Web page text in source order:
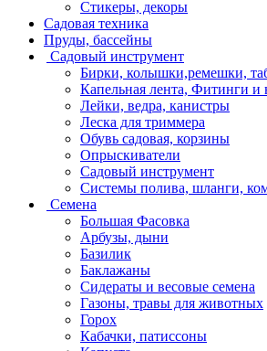
Стикеры, декоры
Садовая техника
Пруды, бассейны
Садовый инструмент
Бирки, колышки,ремешки,
Капельная лента, Фитинги и
Лейки, ведра, канистры
Леска для триммера
Обувь садовая, корзины
Опрыскиватели
Садовый инструмент
Системы полива, шланги,
Семена
Большая Фасовка
Арбузы, дыни
Базилик
Баклажаны
Сидераты и весовые семена
Газоны, травы для животных
Горох
Кабачки, патиссоны